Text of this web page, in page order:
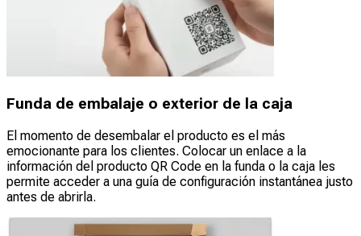
Funda de embalaje o exterior de la caja
El momento de desembalar el producto es el más
emocionante para los clientes. Colocar un enlace a la
información del producto QR Code en la funda o la caja les
permite acceder a una guía de configuración instantánea justo
antes de abrirla.